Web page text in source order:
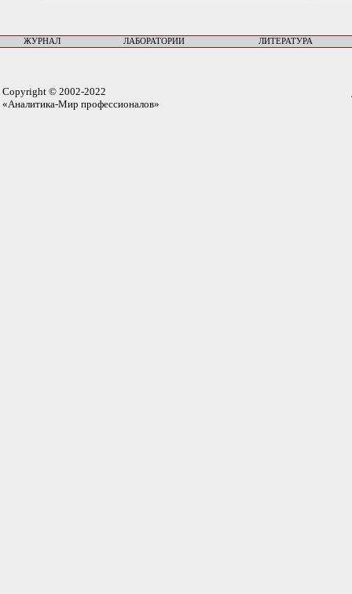
ЖУРНАЛ ЛАБОРАТОРИИ ЛИТЕРАТУРА
Copyright © 2002-2022
«Аналитика-Мир профессионалов»